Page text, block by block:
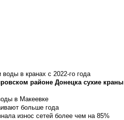
в кранах с 2022-го года
районе Донецка сухие краны
в Макеевке
больше года
износ сетей более чем на 85%